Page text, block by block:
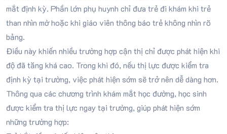
mắt định kỳ. Phần lớn phụ huynh chỉ đưa trẻ đi khám khi trẻ
than nhìn mờ hoặc khi giáo viên thông báo trẻ không nhìn rõ
bảng.
Điều này khiến nhiều trường hợp cận thị chỉ được phát hiện khi
độ đã tăng khá cao. Trong khi đó, nếu thị lực được kiểm tra
định kỳ tại trường, việc phát hiện sớm sẽ trở nên dễ dàng hơn.
Thông qua các chương trình khám mắt học đường, học sinh
được kiểm tra thị lực ngay tại trường, giúp phát hiện sớm
những trường hợp: